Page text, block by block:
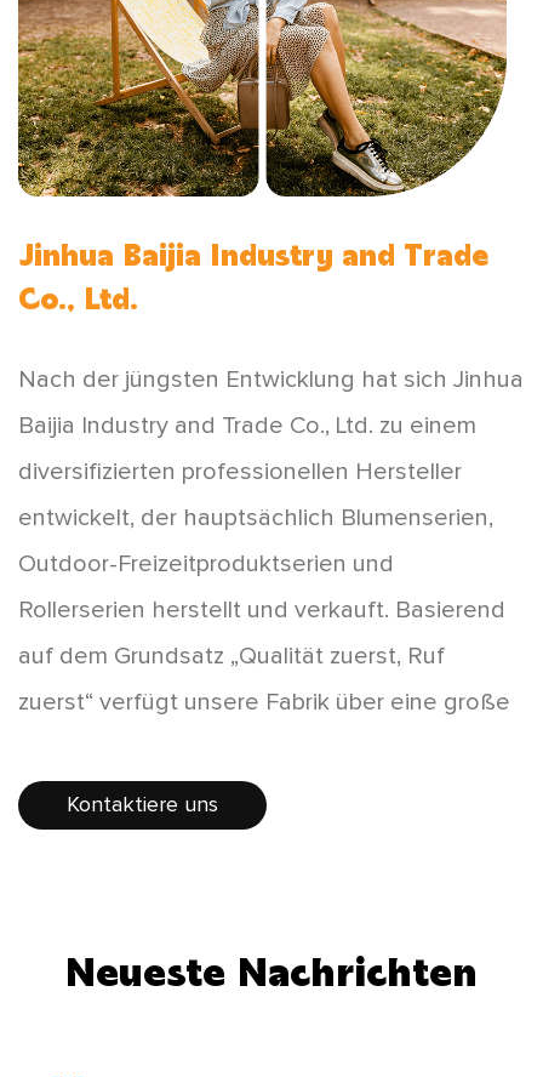
Jinhua Baijia Industry and Trade
Co., Ltd.
Nach der jüngsten Entwicklung hat sich Jinhua
Baijia Industry and Trade Co., Ltd. zu einem
diversifizierten professionellen Hersteller
entwickelt, der hauptsächlich Blumenserien,
Outdoor-Freizeitproduktserien und
Rollerserien herstellt und verkauft. Basierend
auf dem Grundsatz „Qualität zuerst, Ruf
zuerst“ verfügt unsere Fabrik über eine große
erschwingliche Preise, die von den
Südostasien und in andere Länder und
Kontaktiere uns
Neueste Nachrichten